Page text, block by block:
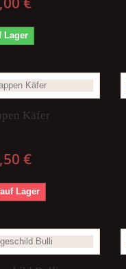
Lager
Käfer
€
Lager